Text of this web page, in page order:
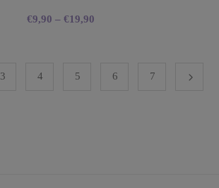
€9,90 – €19,90
3 4 5 6 7